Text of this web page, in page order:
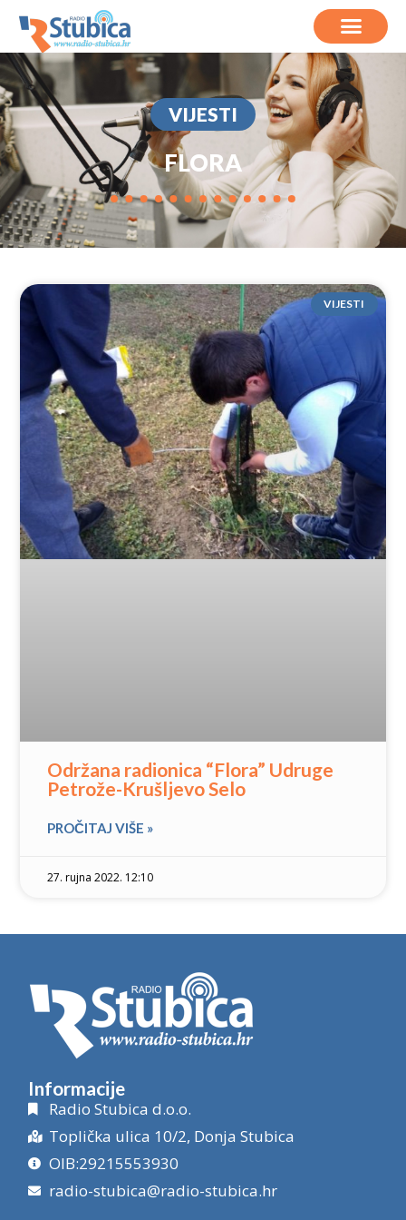
VIJESTI
FLORA
VIJESTI
Održana radionica “Flora” Udruge
Petrože-Krušljevo Selo
PROČITAJ VIŠE »
27. rujna 2022. 12:10
Informacije
Radio Stubica d.o.o.
Toplička ulica 10/2, Donja Stubica
OIB:29215553930
radio-stubica@radio-stubica.hr